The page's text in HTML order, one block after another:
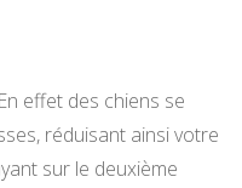
effet des chiens se
réduisant ainsi votre
sur le deuxième